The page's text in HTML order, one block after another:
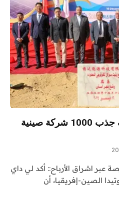
رئيس تيدا مصر: نستهدف جذب 1000 شركة صينية
عبر اشراق الأرباح:: أكد لي داي
الصين-إفريقيا، أن